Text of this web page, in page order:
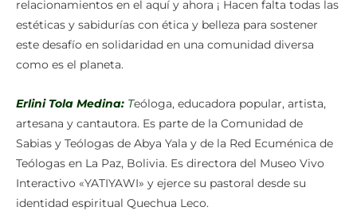
relacionamientos en el aquí y ahora ¡ Hacen falta todas las
estéticas y sabidurías con ética y belleza para sostener
este desafío en solidaridad en una comunidad diversa
como es el planeta.
Erlini Tola Medina: Teóloga, educadora popular, artista,
artesana y cantautora. Es parte de la Comunidad de
Sabias y Teólogas de Abya Yala y de la Red Ecuménica de
Teólogas en La Paz, Bolivia. Es directora del Museo Vivo
Interactivo «YATIYAWI» y ejerce su pastoral desde su
identidad espiritual Quechua Leco.